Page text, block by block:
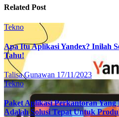
Related Post
Tekno
Apa Itu Aplikasi Yandex? Inilah
Tahu!
Talisa Gunawan 17/11/2023
Tekno
Paket Aplikasi Perkantoran
Adalah Solusi Tepat Untuk